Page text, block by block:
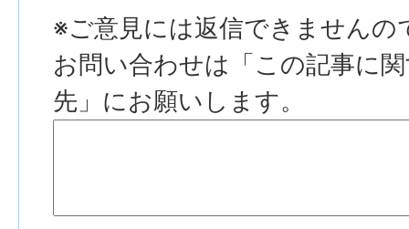
※ご意見には返信できませんの
お問い合わせは「この記事に
先」にお願いします。